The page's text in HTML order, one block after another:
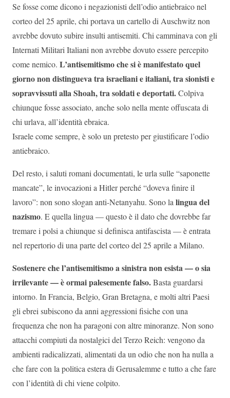
Se fosse come dicono i negazionisti dell’odio antiebraico nel
corteo del 25 aprile, chi portava un cartello di Auschwitz non
avrebbe dovuto subire insulti antisemiti. Chi camminava con gli
Internati Militari Italiani non avrebbe dovuto essere percepito
come nemico. L’antisemitismo che si è manifestato quel
giorno non distingueva tra israeliani e italiani, tra sionisti e
sopravvissuti alla Shoah, tra soldati e deportati.Colpiva
chiunque fosse associato, anche solo nella mente offuscata di
chi urlava, all’identità ebraica.
Israele come sempre, è solo un pretesto per giustificare l’odio
antiebraico.
Del resto, i saluti romani documentati, le urla sulle “saponette
mancate”, le invocazioni a Hitler perché “doveva finire il
lavoro”: non sono slogan anti-Netanyahu. Sono la lingua del
nazismo. E quella lingua — questo è il dato che dovrebbe far
tremare i polsi a chiunque si definisca antifascista — è entrata
nel repertorio di una parte del corteo del 25 aprile a Milano.
Sostenere che l’antisemitismo a sinistra non esista — o sia
irrilevante — è ormai palesemente falso.Basta guardarsi
intorno. In Francia, Belgio, Gran Bretagna, e molti altri Paesi
gli ebrei subiscono da anni aggressioni fisiche con una
frequenza che non ha paragoni con altre minoranze. Non sono
attacchi compiuti da nostalgici del Terzo Reich: vengono da
ambienti radicalizzati, alimentati da un odio che non ha nulla a
che fare con la politica estera di Gerusalemme e tutto a che fare
con l’identità di chi viene colpito.